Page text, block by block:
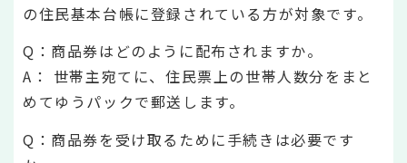
の住民基本台帳に登録されている方が対象です。
Q：商品券はどのように配布されますか。
A： 世帯主宛てに、住民票上の世帯人数分をまと
めてゆうパックで郵送します。
Q：商品券を受け取るために手続きは必要です